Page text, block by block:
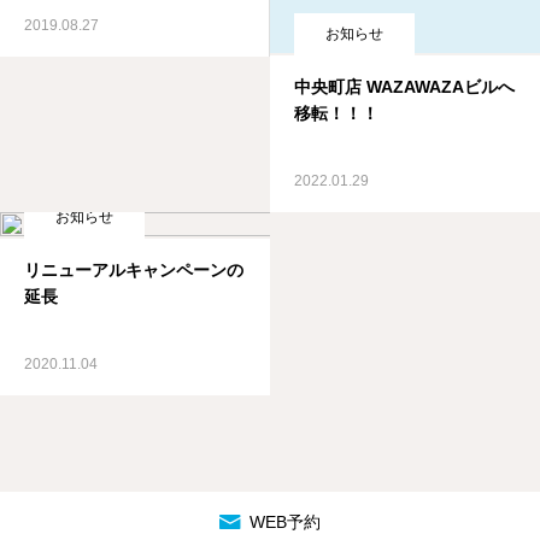
2019.08.27
お知らせ
中央町店 WAZAWAZAビルへ
移転！！！
2022.01.29
お知らせ
リニューアルキャンペーンの
延長
2020.11.04
WEB予約